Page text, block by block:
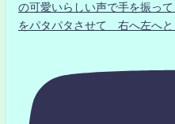
の可愛いらしい声で手を振っ
をパタパタさせて 右へ左へと